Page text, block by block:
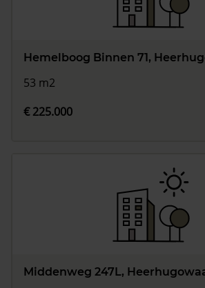
Hemelboog Binnen 71,
53 m2
€ 225.000
Middenweg 247L,